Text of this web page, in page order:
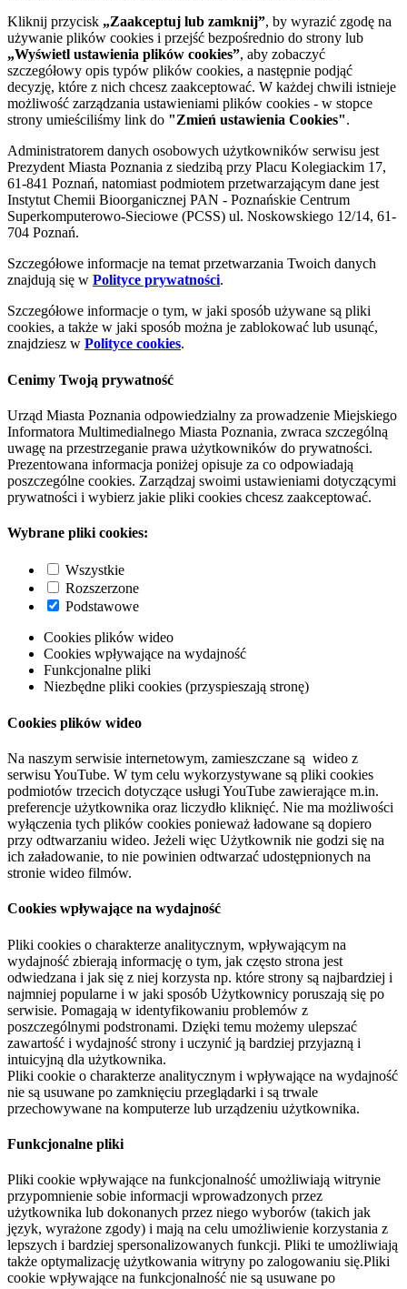
Kliknij przycisk „Zaakceptuj lub zamknij”, by wyrazić zgodę na
używanie plików cookies i przejść bezpośrednio do strony lub
„Wyświetl ustawienia plików cookies”, aby zobaczyć
szczegółowy opis typów plików cookies, a następnie podjąć
decyzję, które z nich chcesz zaakceptować. W każdej chwili istnieje
możliwość zarządzania ustawieniami plików cookies - w stopce
strony umieściliśmy link do "Zmień ustawienia Cookies".
Administratorem danych osobowych użytkowników serwisu jest
Prezydent Miasta Poznania z siedzibą przy Placu Kolegiackim 17,
61-841 Poznań, natomiast podmiotem przetwarzającym dane jest
Instytut Chemii Bioorganicznej PAN - Poznańskie Centrum
Superkomputerowo-Sieciowe (PCSS) ul. Noskowskiego 12/14, 61-
704 Poznań.
Szczegółowe informacje na temat przetwarzania Twoich danych
znajdują się w Polityce prywatności.
Szczegółowe informacje o tym, w jaki sposób używane są pliki
cookies, a także w jaki sposób można je zablokować lub usunąć,
znajdziesz w Polityce cookies.
Cenimy Twoją prywatność
Urząd Miasta Poznania odpowiedzialny za prowadzenie Miejskiego
Informatora Multimedialnego Miasta Poznania, zwraca szczególną
uwagę na przestrzeganie prawa użytkowników do prywatności.
Prezentowana informacja poniżej opisuje za co odpowiadają
poszczególne cookies. Zarządzaj swoimi ustawieniami dotyczącymi
prywatności i wybierz jakie pliki cookies chcesz zaakceptować.
Wybrane pliki cookies:
Wszystkie
Rozszerzone
Podstawowe
Cookies plików wideo
Cookies wpływające na wydajność
Funkcjonalne pliki
Niezbędne pliki cookies (przyspieszają stronę)
Cookies plików wideo
Na naszym serwisie internetowym, zamieszczane są wideo z
serwisu YouTube. W tym celu wykorzystywane są pliki cookies
podmiotów trzecich dotyczące usługi YouTube zawierające m.in.
preferencje użytkownika oraz liczydło kliknięć. Nie ma możliwości
wyłączenia tych plików cookies ponieważ ładowane są dopiero
przy odtwarzaniu wideo. Jeżeli więc Użytkownik nie godzi się na
ich załadowanie, to nie powinien odtwarzać udostępnionych na
stronie wideo filmów.
Cookies wpływające na wydajność
Pliki cookies o charakterze analitycznym, wpływającym na
wydajność zbierają informację o tym, jak często strona jest
odwiedzana i jak się z niej korzysta np. które strony są najbardziej i
najmniej popularne i w jaki sposób Użytkownicy poruszają się po
serwisie. Pomagają w identyfikowaniu problemów z
poszczególnymi podstronami. Dzięki temu możemy ulepszać
zawartość i wydajność strony i uczynić ją bardziej przyjazną i
intuicyjną dla użytkownika.
Pliki cookie o charakterze analitycznym i wpływające na wydajność
nie są usuwane po zamknięciu przeglądarki i są trwale
przechowywane na komputerze lub urządzeniu użytkownika.
Funkcjonalne pliki
Pliki cookie wpływające na funkcjonalność umożliwiają witrynie
przypomnienie sobie informacji wprowadzonych przez
użytkownika lub dokonanych przez niego wyborów (takich jak
język, wyrażone zgody) i mają na celu umożliwienie korzystania z
lepszych i bardziej spersonalizowanych funkcji. Pliki te umożliwiają
także optymalizację użytkowania witryny po zalogowaniu się.Pliki
cookie wpływające na funkcjonalność nie są usuwane po